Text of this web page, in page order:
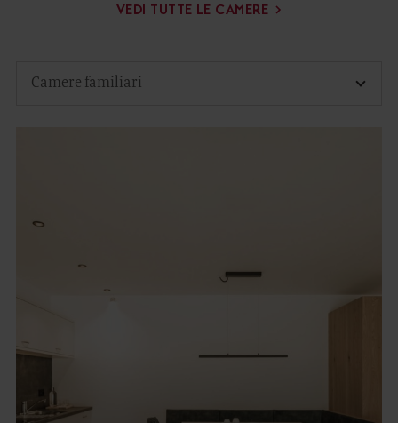
VEDI TUTTE LE CAMERE